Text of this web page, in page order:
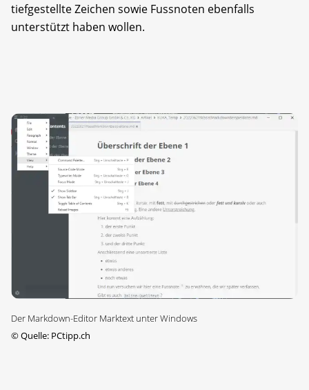
tiefgestellte Zeichen sowie Fussnoten ebenfalls
unterstützt haben wollen.
Der Markdown-Editor Marktext unter Windows
©Quelle: PCtipp.ch